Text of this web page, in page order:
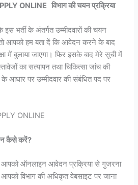
ONLINE विभाग की चयन प्रक्रिया
भर्ती के अंतर्गत उम्मीदवारों की चयन
तो आपको हम बता दें कि आवेदन करने के बाद
में बुलाया जाएगा। फिर इसके बाद मेरे सूची में
का सत्यापन तथा चिकित्सा जांच की
आधार पर उम्मीदवार की संबंधित पद पर
ONLINE
कैसे करें?
आपको ऑनलाइन आवेदन प्रक्रिया से गुजरना
विभाग की अधिकृत वेबसाइट पर जाना